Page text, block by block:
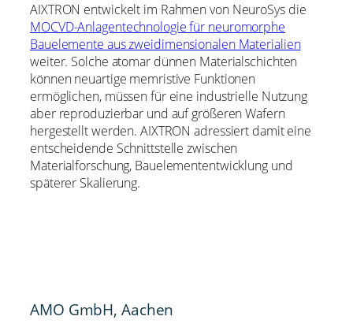
AIXTRON entwickelt im Rahmen von NeuroSys die
MOCVD-Anlagentechnologie für neuromorphe
Bauelemente aus zweidimensionalen Materialien
weiter. Solche atomar dünnen Materialschichten
können neuartige memristive Funktionen
ermöglichen, müssen für eine industrielle Nutzung
aber reproduzierbar und auf größeren Wafern
hergestellt werden. AIXTRON adressiert damit eine
entscheidende Schnittstelle zwischen
Materialforschung, Bauelemententwicklung und
späterer Skalierung.
AMO GmbH, Aachen